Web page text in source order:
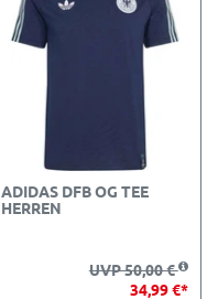
ADIDAS DFB OG TEE
HERREN
UVP 50,00 €
34,99 €*